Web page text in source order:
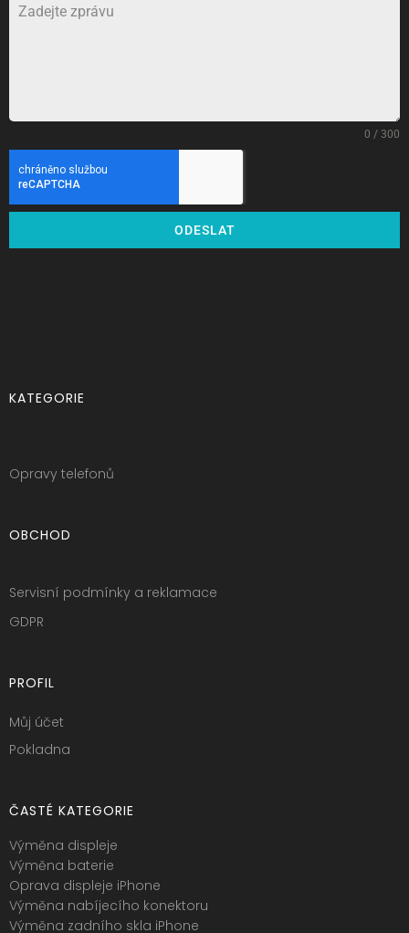
0 / 300
ODESLAT
KATEGORIE
Opravy telefonů
OBCHOD
Servisní podmínky a reklamace
GDPR
PROFIL
Můj účet
Pokladna
ČASTÉ KATEGORIE
Výměna displeje
Výměna baterie
Oprava displeje iPhone
Výměna nabíjecího konektoru
Výměna zadního skla iPhone